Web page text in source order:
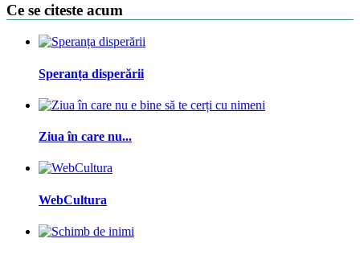
Ce se citeste acum
Speranța disperării
Ziua în care nu...
WebCultura